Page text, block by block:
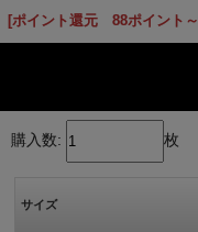
[ポイント還元 88ポイント～]
購入数: 枚
サイズ